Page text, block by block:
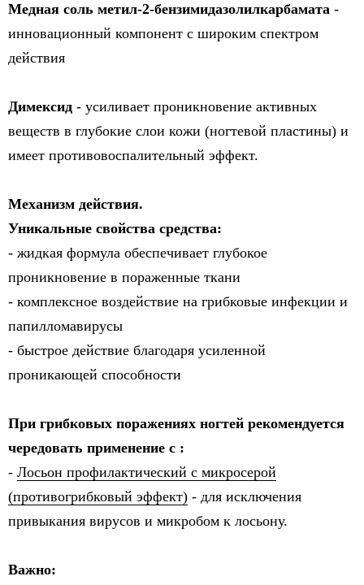
Медная соль метил-2-бензимидазолилкарбамата -
инновационный компонент с широким спектром
действия
Димексид - усиливает проникновение активных
веществ в глубокие слои кожи (ногтевой пластины) и
имеет противовоспалительный эффект.
Механизм действия.
Уникальные свойства средства:
- жидкая формула обеспечивает глубокое
проникновение в пораженные ткани
- комплексное воздействие на грибковые инфекции и
папилломавирусы
- быстрое действие благодаря усиленной
проникающей способности
При грибковых поражениях ногтей рекомендуется
чередовать применение с :
- Лосьон профилактический с микросерой
(противогрибковый эффект) - для исключения
привыкания вирусов и микробом к лосьону.
Важно: